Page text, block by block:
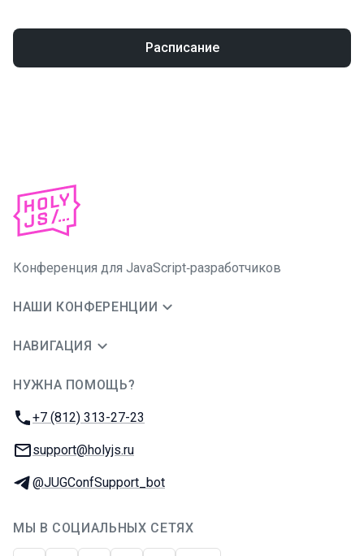
Расписание
Конференция для JavaScript‑разработчиков
НАШИ КОНФЕРЕНЦИИ
НАВИГАЦИЯ
НУЖНА ПОМОЩЬ?
Телефон:
+7 (812) 313-27-23
E-mail:
support@holyjs.ru
Телеграм:
@JUGConfSupport_bot
МЫ В СОЦИАЛЬНЫХ СЕТЯХ